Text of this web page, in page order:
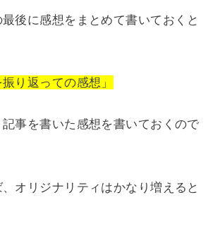
後に感想をまとめて書いておくと
り返っての感想」
事を書いた感想を書いておくので
オリジナリティはかなり増えると